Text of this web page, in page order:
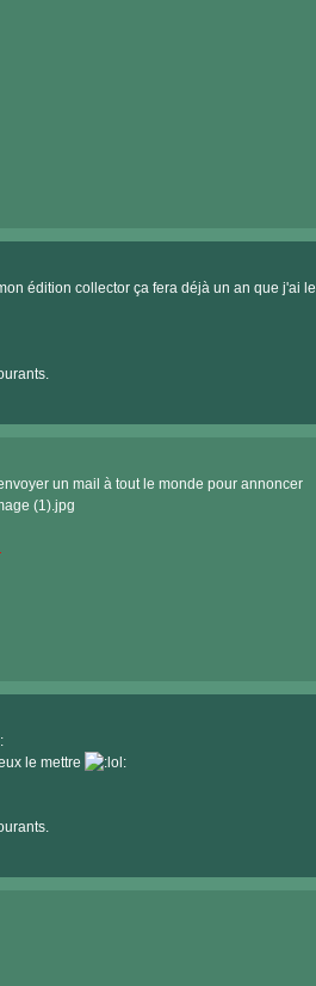
édition collector ça fera déjà un an que j'ai le
un mail à tout le monde pour annoncer
(1).jpg
le mettre